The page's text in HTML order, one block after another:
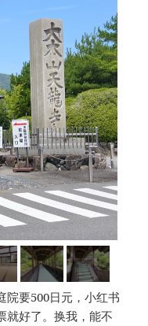
院要500日元，小红书
就好了。换我，能不